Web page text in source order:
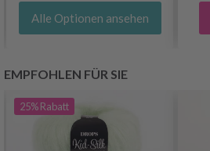
Alle Optionen ansehen
EMPFOHLEN FÜR SIE
25%Rabatt